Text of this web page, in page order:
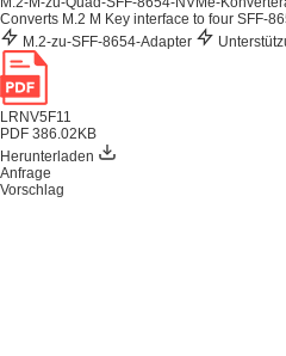
Converts M.2 M Key interface to four SFF-
M.2-zu-SFF-8654-Adapter
LRNV5F11
PDF 386.02KB
Herunterladen
Anfrage
Vorschlag